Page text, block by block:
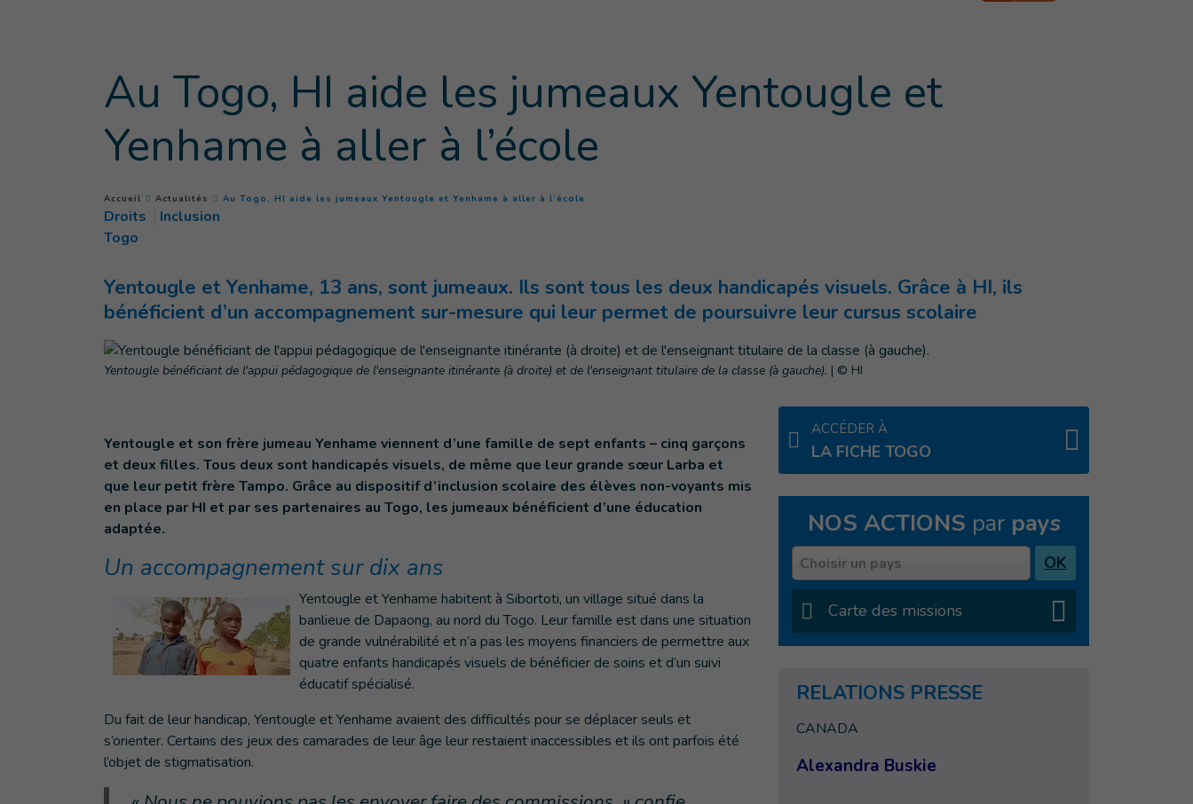
Au Togo, HI aide les jumeaux Yentougle et
Yenhame à aller à l’école
You are here :
Accueil Actualités Au Togo, HI aide les jumeaux Yentougle et Yenhame à aller à l’école
Droits
Inclusion
Togo
Yentougle et Yenhame, 13 ans, sont jumeaux. Ils sont tous les deux handicapés visuels. Grâce à HI, ils
bénéficient d’un accompagnement sur-mesure qui leur permet de poursuivre leur cursus scolaire
Yentougle bénéficiant de l'appui pédagogique de l'enseignante itinérante (à droite) et de l'enseignant titulaire de la classe (à gauche). | © HI
Yentougle et son frère jumeau Yenhame viennent d’une famille de sept enfants – cinq garçons
et deux filles. Tous deux sont handicapés visuels, de même que leur grande sœur Larba et
que leur petit frère Tampo. Grâce au dispositif d’inclusion scolaire des élèves non-voyants mis
en place par HI et par ses partenaires au Togo, les jumeaux bénéficient d’une éducation
adaptée.
Un accompagnement sur dix ans
Yentougle et Yenhame habitent à Sibortoti, un village situé dans la
banlieue de Dapaong, au nord du Togo. Leur famille est dans une situation
de grande vulnérabilité et n’a pas les moyens financiers de permettre aux
quatre enfants handicapés visuels de bénéficier de soins et d’un suivi
éducatif spécialisé.
Du fait de leur handicap, Yentougle et Yenhame avaient des difficultés pour se déplacer seuls et
s’orienter. Certains des jeux des camarades de leur âge leur restaient inaccessibles et ils ont parfois été
l’objet de stigmatisation.
ACCÉDER À
LA FICHE TOGO
NOS ACTIONS par pays
PaysChoisir un pays OK
Carte des missions
RELATIONS PRESSE
CANADA
Alexandra Buskie